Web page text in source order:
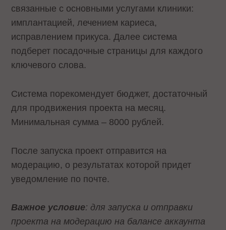
связанные с основными услугами клиники:
имплантацией, лечением кариеса,
исправлением прикуса. Далее система
подберет посадочные страницы для каждого
ключевого слова.
Система порекомендует бюджет, достаточный
для продвижения проекта на месяц.
Минимальная сумма – 8000 рублей.
После запуска проект отправится на
модерацию, о результатах которой придет
уведомление по почте.
Важное условие: для запуска и отправки
проекта на модерацию на балансе аккаунта